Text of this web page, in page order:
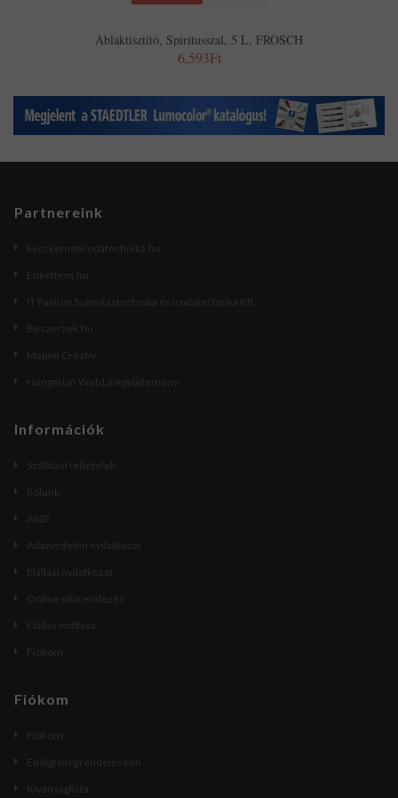
Ablaktisztító, Spiritusszal, 5 L, FROSCH
6,593Ft
Partnereink
kecskemetirodatechnika.hu
Etikettem.hu
IT Pavilon Számítástechnika és Irodatechnika Kft.
Beszerzek.hu
Maped Creativ
Hungarian Web Linkgyűjtemény
Információk
Szállítási feltételek
Rólunk
ÁSZF
Adatvédelmi nyilatkozat
Elállási nyilatkozat
Online vitarendezés
Elállás indítása
Fiókom
Fiókom
Fiókom
Eddigi megrendeléseim
Kívánságlista